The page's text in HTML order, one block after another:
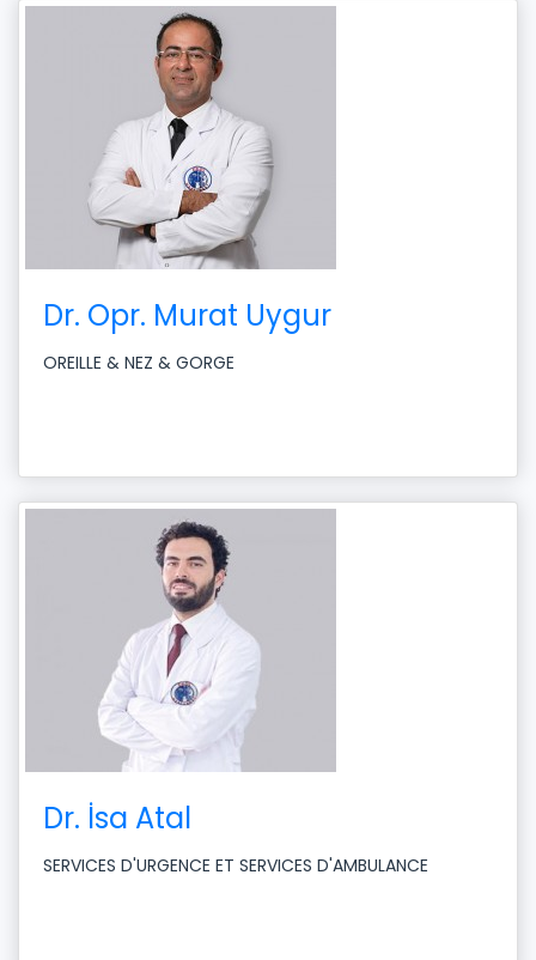
Dr. Opr. Murat Uygur
OREILLE & NEZ & GORGE
Dr. İsa Atal
SERVICES D'URGENCE ET SERVICES D'AMBULANCE